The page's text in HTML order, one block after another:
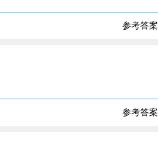
参考答案
参考答案